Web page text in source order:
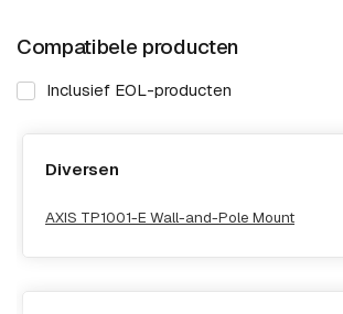
Compatibele producten
Inclusief EOL-producten
Diversen
AXIS TP1001-E Wall-and-Pole Mount